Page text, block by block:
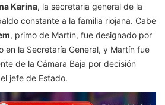
Karina, la secretaria general de la
constante a la familia riojana. Cabe
, primo de Martín, fue designado por
en la Secretaría General, y Martín fue
de la Cámara Baja por decisión
jefe de Estado.